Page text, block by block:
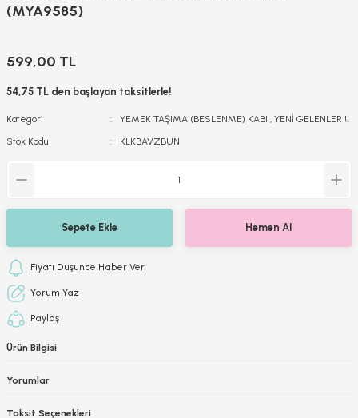
(MYA9585)
599,00 TL
54,75 TL den başlayan taksitlerle!
Kategori YEMEK TAŞIMA (BESLENME) KABI , YENİ GELENLER !!
Stok Kodu
KLKBAVZBUN
Sepete Ekle Hemen Al
Fiyatı Düşünce Haber Ver
Yorum Yaz
Paylaş
Ürün Bilgisi
Yorumlar
Taksit Seçenekleri